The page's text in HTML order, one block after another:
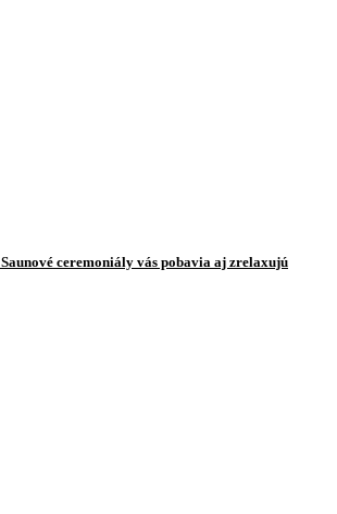
ceremoniály vás pobavia aj zrelaxujú